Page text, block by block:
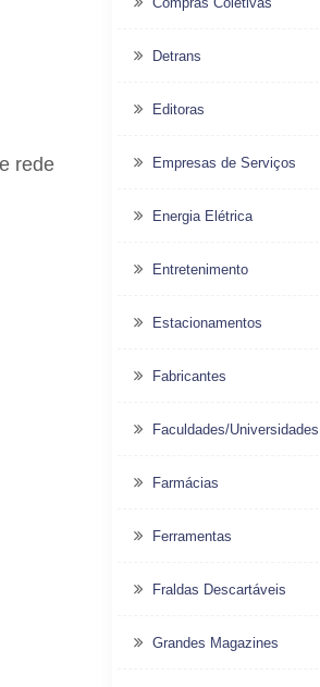
rede
Detrans
Editoras
Empresas de Serviços
Energia Elétrica
Entretenimento
Estacionamentos
Fabricantes
Faculdades/Universidades
Farmácias
Ferramentas
Fraldas Descartáveis
Grandes Magazines